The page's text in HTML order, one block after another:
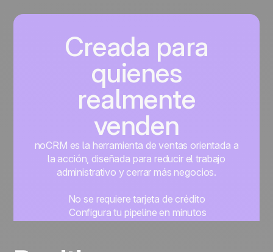
Creada para
quienes
realmente
venden
noCRM es la herramienta de ventas orientada a
la acción, diseñada para reducir el trabajo
administrativo y cerrar más negocios.
No se requiere tarjeta de crédito
Configura tu pipeline en minutos